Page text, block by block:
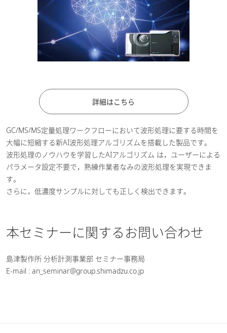
詳細はこちら
GC/MS/MS定量処理ワークフローにおいて波形処理に要する時間を
大幅に短縮する新AI波形処理アルゴリズムを搭載した製品です。
波形処理のノウハウを学習したAIアルゴリズム は，ユーザーによる
パラメータ設定不要で，熟練作業者なみの波形処理を実現できま
す。
さらに，低濃度サンプルに対しても正しく検出できます。
本セミナーに関するお問い合わせ
島津製作所 分析計測事業部 セミナー事務局
E-mail : an_seminar@group.shimadzu.co.jp